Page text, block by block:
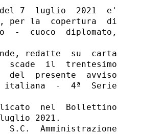
7  luglio  2021  e'
per la  copertura  di
-  cuoco  diplomato,
redatte  su  carta
scade  il  trentesimo
del  presente  avviso
italiana  -  4ª  Serie
nel  Bollettino
2021.
S.C.  Amministrazione